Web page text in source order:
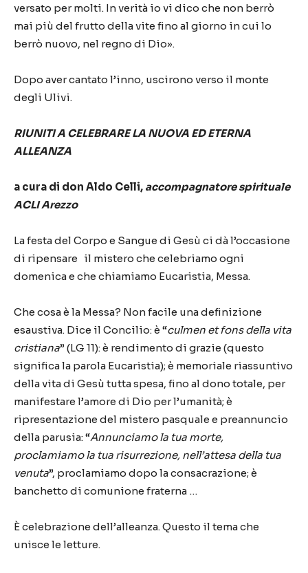
versato per molti. In verità io vi dico che non berrò
mai più del frutto della vite fino al giorno in cui lo
berrò nuovo, nel regno di Dio».
Dopo aver cantato l’inno, uscirono verso il monte
degli Ulivi.
RIUNITI A CELEBRARE LA NUOVA ED ETERNA
ALLEANZA
a cura di don Aldo Celli, accompagnatore spirituale
ACLI Arezzo
La festa del Corpo e Sangue di Gesù ci dà l’occasione
di ripensare il mistero che celebriamo ogni
domenica e che chiamiamo Eucaristia, Messa.
Che cosa è la Messa? Non facile una definizione
esaustiva. Dice il Concilio: è “culmen et fons della vita
cristiana” (LG 11): è rendimento di grazie (questo
significa la parola Eucaristia); è memoriale riassuntivo
della vita di Gesù tutta spesa, fino al dono totale, per
manifestare l’amore di Dio per l’umanità; è
ripresentazione del mistero pasquale e preannuncio
della parusia: “Annunciamo la tua morte,
proclamiamo la tua risurrezione, nell’attesa della tua
venuta”, proclamiamo dopo la consacrazione; è
banchetto di comunione fraterna …
È celebrazione dell’alleanza. Questo il tema che
unisce le letture.